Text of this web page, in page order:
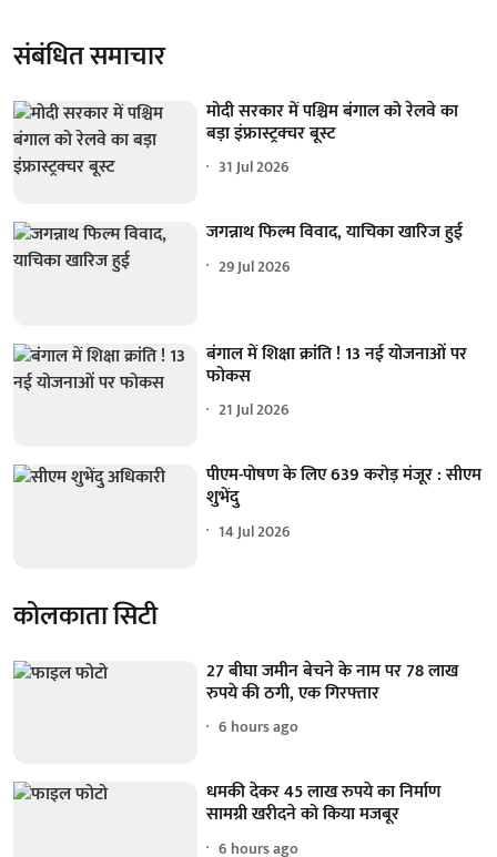
संबंधित समाचार
मोदी सरकार में पश्चिम बंगाल को रेलवे का
बड़ा इंफ्रास्ट्रक्चर बूस्ट
31 Jul 2026
जगन्नाथ फिल्म विवाद, याचिका खारिज हुई
29 Jul 2026
बंगाल में शिक्षा क्रांति ! 13 नई योजनाओं पर
फोकस
21 Jul 2026
पीएम-पोषण के लिए 639 करोड़ मंजूर : सीएम
शुभेंदु
14 Jul 2026
कोलकाता सिटी
27 बीघा जमीन बेचने के नाम पर 78 लाख
रुपये की ठगी, एक गिरफ्तार
6 hours ago
धमकी देकर 45 लाख रुपये का निर्माण
सामग्री खरीदने को किया मजबूर
6 hours ago